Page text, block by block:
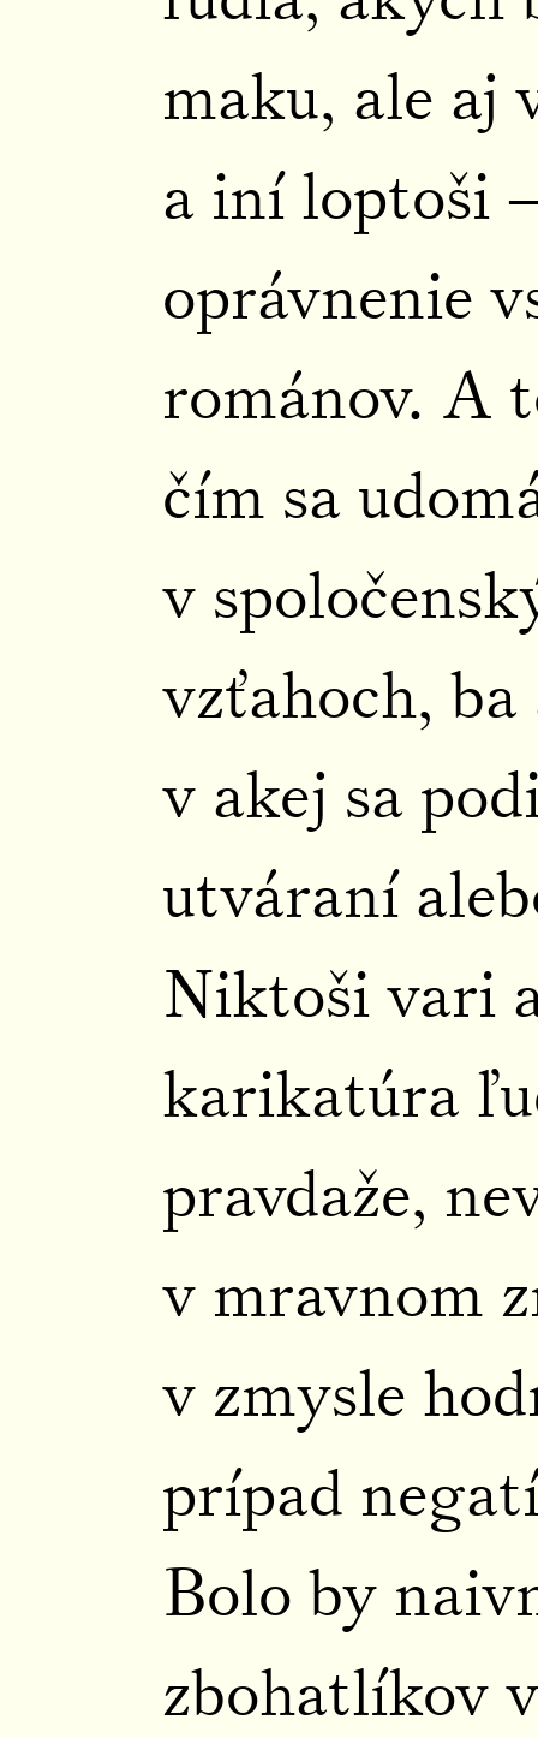
maku, ale aj
a iní loptoši
oprávnenie
románov. A
čím sa
v
vzťahoch,
v akej sa
utváraní
Niktoši vari
karikatúra
pravdaže,
v mravnom
v zmysle
prípad
Bolo by
zbohatlíkov